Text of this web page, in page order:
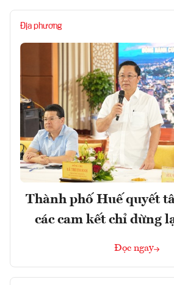
Địa phương
Thành phố Huế quyết
các cam kết chỉ dừng
Đọc ngay